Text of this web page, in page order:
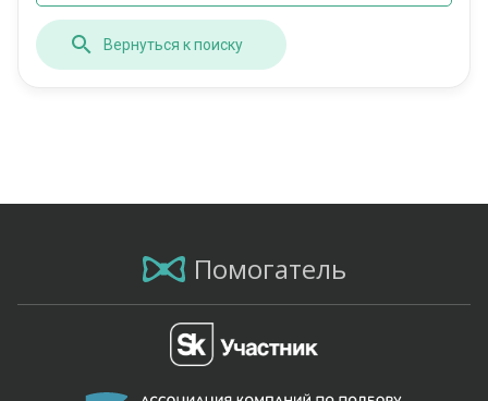
Вернуться к поиску
Помогатель